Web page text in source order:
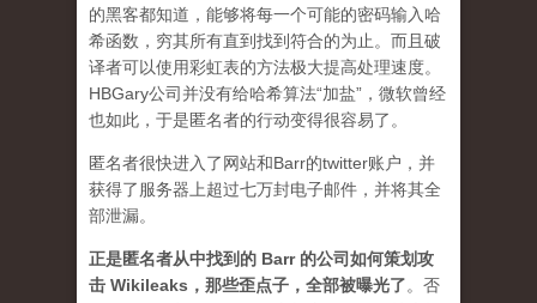
的黑客都知道，能够将每一个可能的密码输入哈
希函数，穷其所有直到找到符合的为止。而且破
译者可以使用彩虹表的方法极大提高处理速度。
HBGary公司并没有给哈希算法“加盐”，微软曾经
也如此，于是匿名者的行动变得很容易了。
匿名者很快进入了网站和Barr的twitter账户，并
获得了服务器上超过七万封电子邮件，并将其全
部泄漏。
正是匿名者从中找到的 Barr 的公司如何策划攻
击 Wikileaks，那些歪点子，全部被曝光了。 否